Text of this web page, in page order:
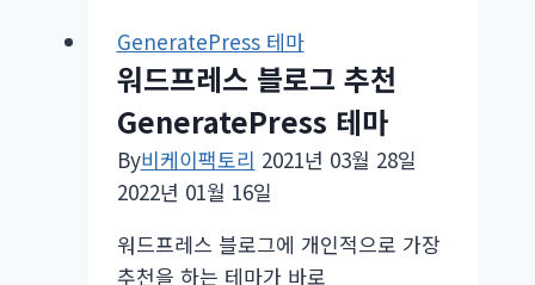
데
이
세
일
–
최
대
25%
GeneratePress 테마
워드프레스 블로그 추천
GeneratePress 테마
By비케이팩토리 2021년 03월 28일
2022년 01월 16일
워드프레스 블로그에 개인적으로 가장
추천을 하는 테마가 바로